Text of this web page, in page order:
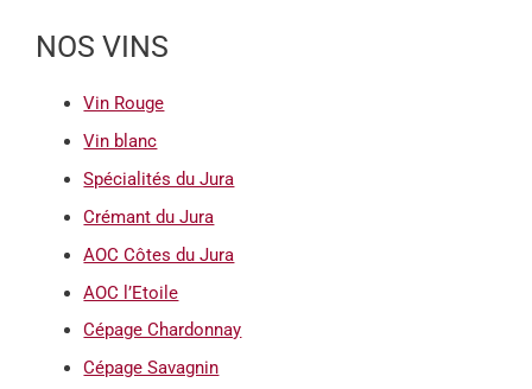
NOS VINS
Vin Rouge
Vin blanc
Spécialités du Jura
Crémant du Jura
AOC Côtes du Jura
AOC l’Etoile
Cépage Chardonnay
Cépage Savagnin